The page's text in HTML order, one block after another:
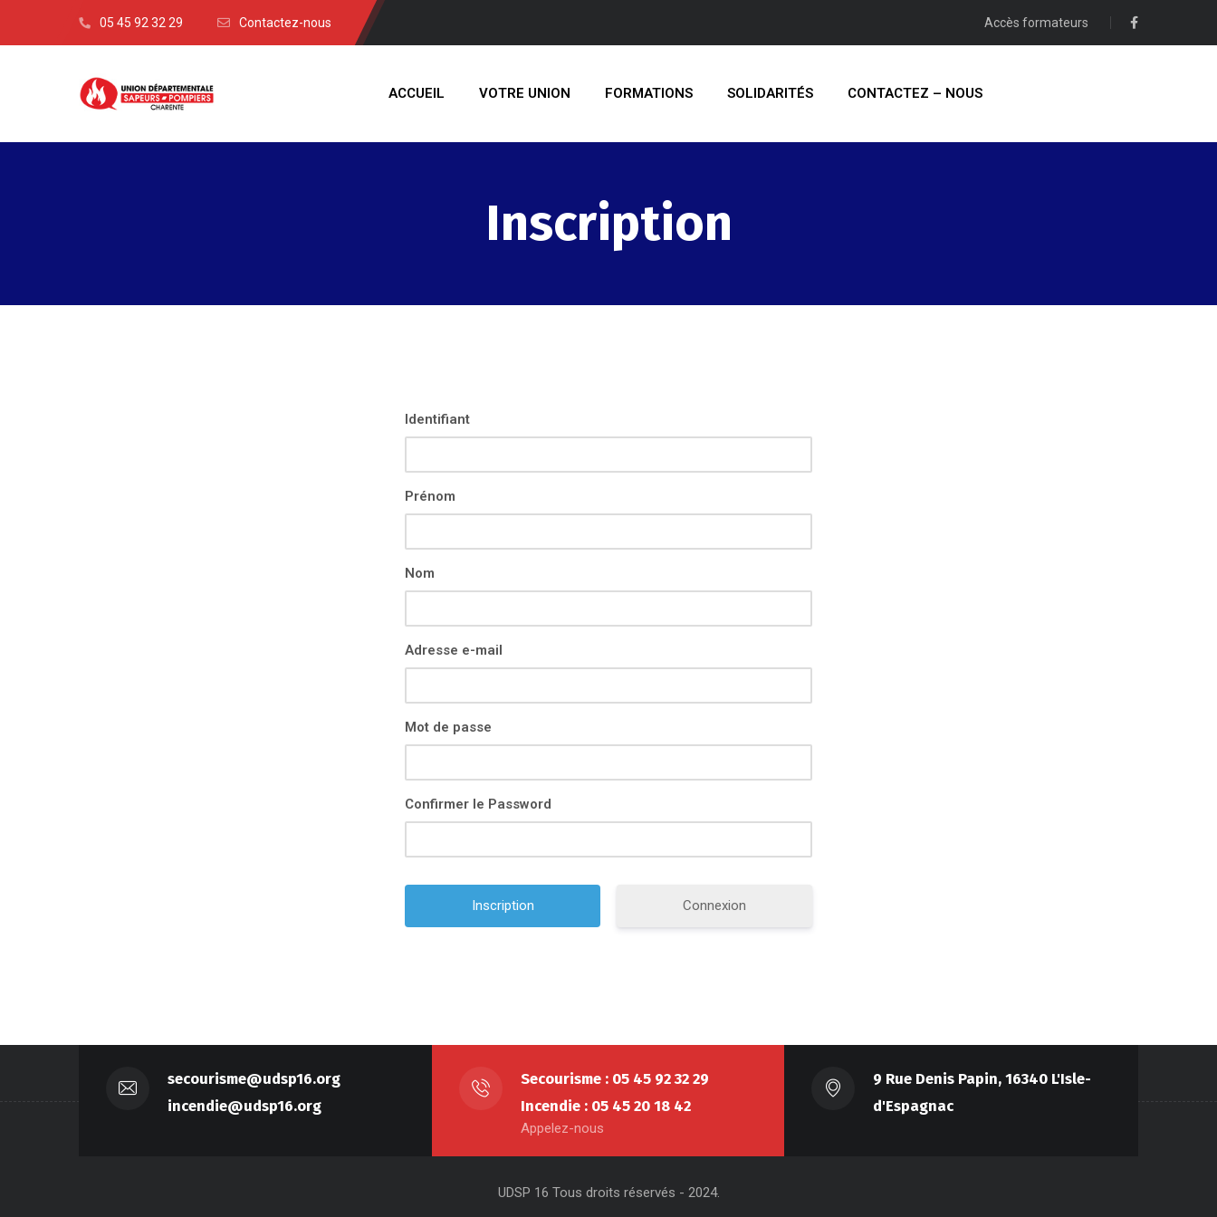
05 45 92 32 29 Contactez-nous Accès formateurs
ACCUEIL VOTRE UNION FORMATIONS SOLIDARITÉS CONTACTEZ – NOUS
Inscription
Identifiant
Prénom
Nom
Adresse e-mail
Mot de passe
Confirmer le Password
Connexion
secourisme@udsp16.org
incendie@udsp16.org
Secourisme : 05 45 92 32 29
Incendie : 05 45 20 18 42
Appelez-nous
9 Rue Denis Papin, 16340 L'Isle-
d'Espagnac
UDSP 16 Tous droits réservés - 2024.